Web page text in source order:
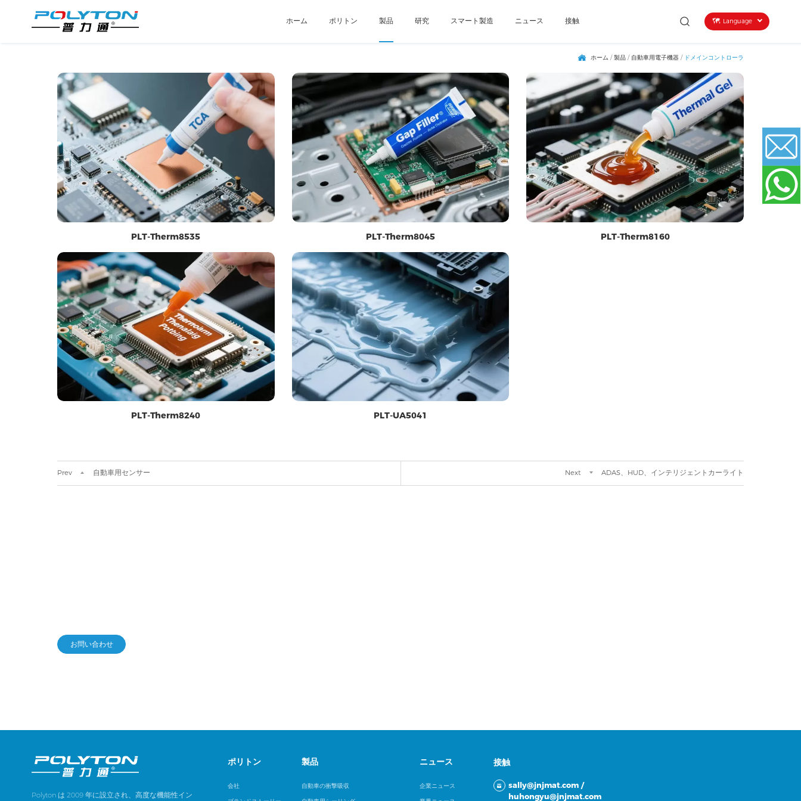
ホーム ポリトン 製品 研究 スマート製造 ニュース 接触 Language
ホーム /製品 / 自動車用電子機器 /ドメインコントローラ
PLT-Therm8535 PLT-Therm8045 PLT-Therm8160
PLT-Therm8240 PLT-UA5041
Prev 自動車用センサー Next ADAS、HUD、インテリジェントカーライト
お問い合わせ
Polyton は 2009 年に設立され、高度な機能性イン
ポリトン
会社
製品
自動車の衝撃吸収
ニュース
企業ニュース
接触
sally@jnjmat.com/
huhongyu@jnjmat.com
Email